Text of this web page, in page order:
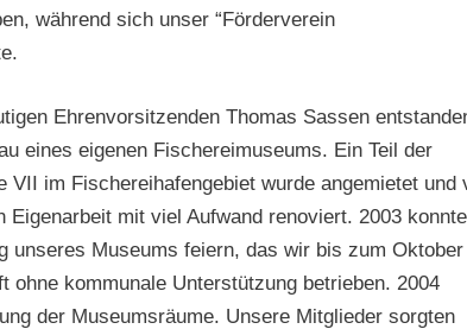
während sich unser “Förderverein
Ehrenvorsitzenden Thomas Sassen
eines eigenen Fischereimuseums. Ein Teil der
VII im Fischereihafengebiet wurde angemietet und
Eigenarbeit mit viel Aufwand renoviert. 2003
unseres Museums feiern, das wir bis zum Oktober
ohne kommunale Unterstützung betrieben. 2004
der Museumsräume. Unsere Mitglieder sorgten